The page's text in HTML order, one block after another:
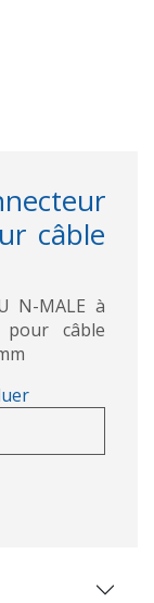
câble
N-MALE à
pour câble